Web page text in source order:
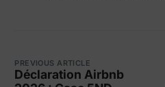
PREVIOUS ARTICLE
Déclaration Airbnb